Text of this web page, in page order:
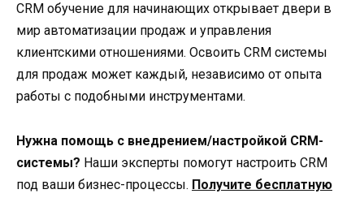
CRM обучение для начинающих открывает двери в
мир автоматизации продаж и управления
клиентскими отношениями. Освоить CRM системы
для продаж может каждый, независимо от опыта
работы с подобными инструментами.
Нужна помощь с внедрением/настройкой CRM-
системы? Наши эксперты помогут настроить CRM
под ваши бизнес-процессы. Получите бесплатную